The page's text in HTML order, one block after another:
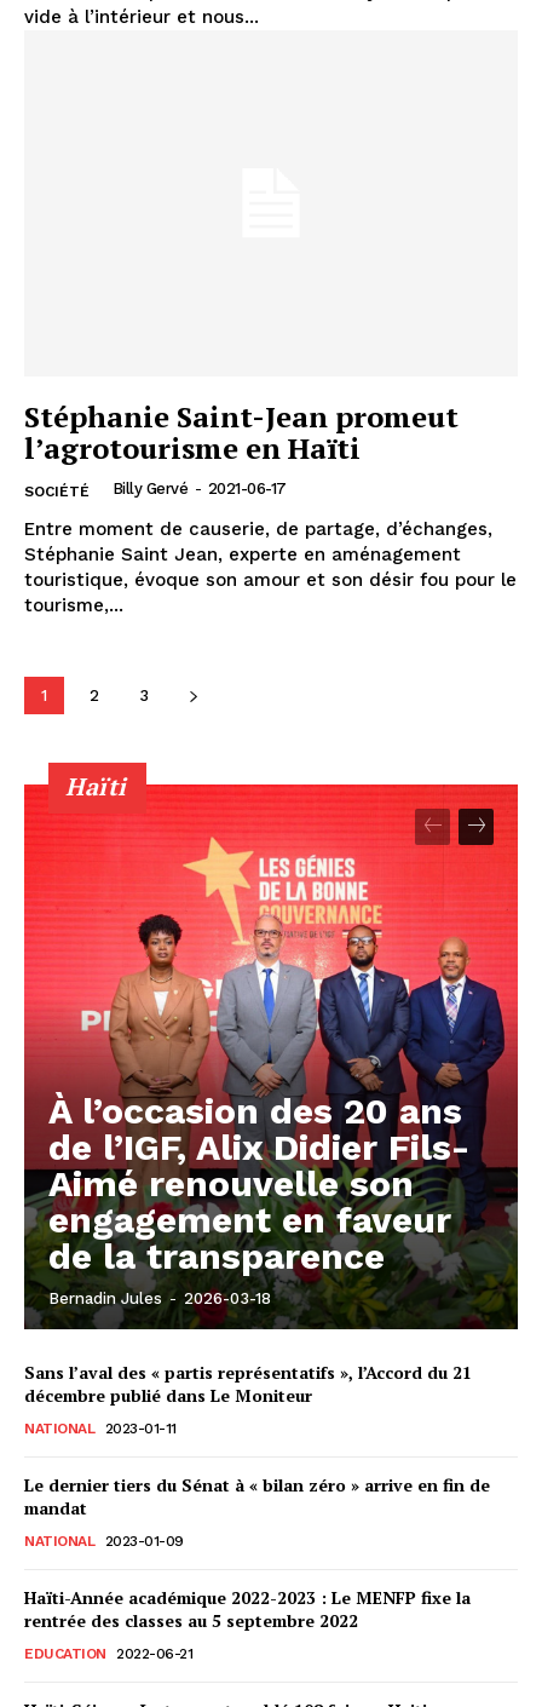
vide à l’intérieur et nous...
Stéphanie Saint-Jean promeut
l’agrotourisme en Haïti
SOCIÉTÉ Billy Gervé - 2021-06-17
Entre moment de causerie, de partage, d’échanges,
Stéphanie Saint Jean, experte en aménagement
touristique, évoque son amour et son désir fou pour le
tourisme,...
1 2 3
Haïti
À l’occasion des 20 ans
de l’IGF, Alix Didier Fils-
Aimé renouvelle son
engagement en faveur
de la transparence
Bernadin Jules - 2026-03-18
Sans l’aval des « partis représentatifs », l’Accord du 21
décembre publié dans Le Moniteur
NATIONAL 2023-01-11
Le dernier tiers du Sénat à « bilan zéro » arrive en fin de
mandat
NATIONAL 2023-01-09
Haïti-Année académique 2022-2023 : Le MENFP fixe la
rentrée des classes au 5 septembre 2022
EDUCATION 2022-06-21